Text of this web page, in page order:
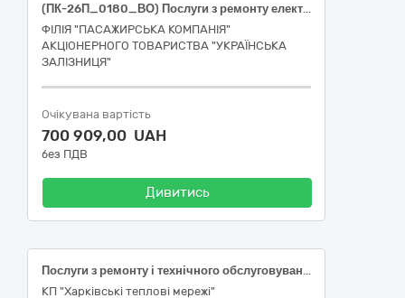
(ПК-26П_0180_ВО) Послуги з ремонту електрогенератора пасажирських вагонів
ФІЛІЯ "ПАСАЖИРСЬКА КОМПАНІЯ"
АКЦІОНЕРНОГО ТОВАРИСТВА "УКРАЇНСЬКА
ЗАЛІЗНИЦЯ"
Очікувана вартість
700 909,00 UAH
без ПДВ
Дивитись
Послуги з ремонту і технічного обслуговування
КП "Харківські теплові мережі"